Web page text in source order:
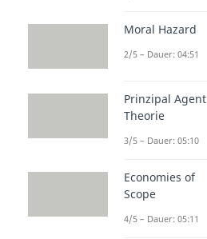
Moral Hazard
2/5 – Dauer: 04:51
Prinzipal Agent
Theorie
3/5 – Dauer: 05:10
Economies of
Scope
4/5 – Dauer: 05:11